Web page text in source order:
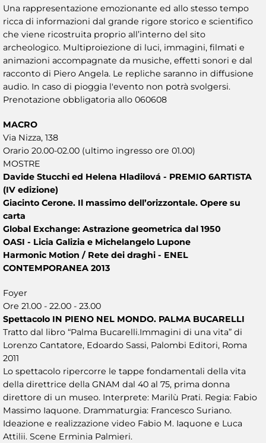
Una rappresentazione emozionante ed allo stesso tempo
ricca di informazioni dal grande rigore storico e scientifico
che viene ricostruita proprio all’interno del sito
archeologico. Multiproiezione di luci, immagini, filmati e
animazioni accompagnate da musiche, effetti sonori e dal
racconto di Piero Angela. Le repliche saranno in diffusione
audio. In caso di pioggia l'evento non potrà svolgersi.
Prenotazione obbligatoria allo 060608
MACRO
Via Nizza, 138
Orario 20.00-02.00 (ultimo ingresso ore 01.00)
MOSTRE
Davide Stucchi ed Helena Hladilová - PREMIO 6ARTISTA
(IV edizione)
Giacinto Cerone. Il massimo dell’orizzontale. Opere su
carta
Global Exchange: Astrazione geometrica dal 1950
OASI - Licia Galizia e Michelangelo Lupone
Harmonic Motion / Rete dei draghi - ENEL
CONTEMPORANEA 2013
Foyer
Ore 21.00 - 22.00 - 23.00
Spettacolo IN PIENO NEL MONDO. PALMA BUCARELLI
Tratto dal libro “Palma Bucarelli.Immagini di una vita” di
Lorenzo Cantatore, Edoardo Sassi, Palombi Editori, Roma
2011
Lo spettacolo ripercorre le tappe fondamentali della vita
della direttrice della GNAM dal 40 al 75, prima donna
direttore di un museo. Interprete: Marilù Prati. Regia: Fabio
Massimo Iaquone. Drammaturgia: Francesco Suriano.
Ideazione e realizzazione video Fabio M. Iaquone e Luca
Attilii. Scene Erminia Palmieri.